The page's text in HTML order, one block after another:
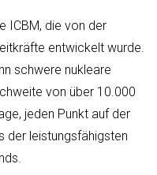
ICBM, die von der
entwickelt wurde.
schwere nukleare
von über 10.000
jeden Punkt auf der
der leistungsfähigsten